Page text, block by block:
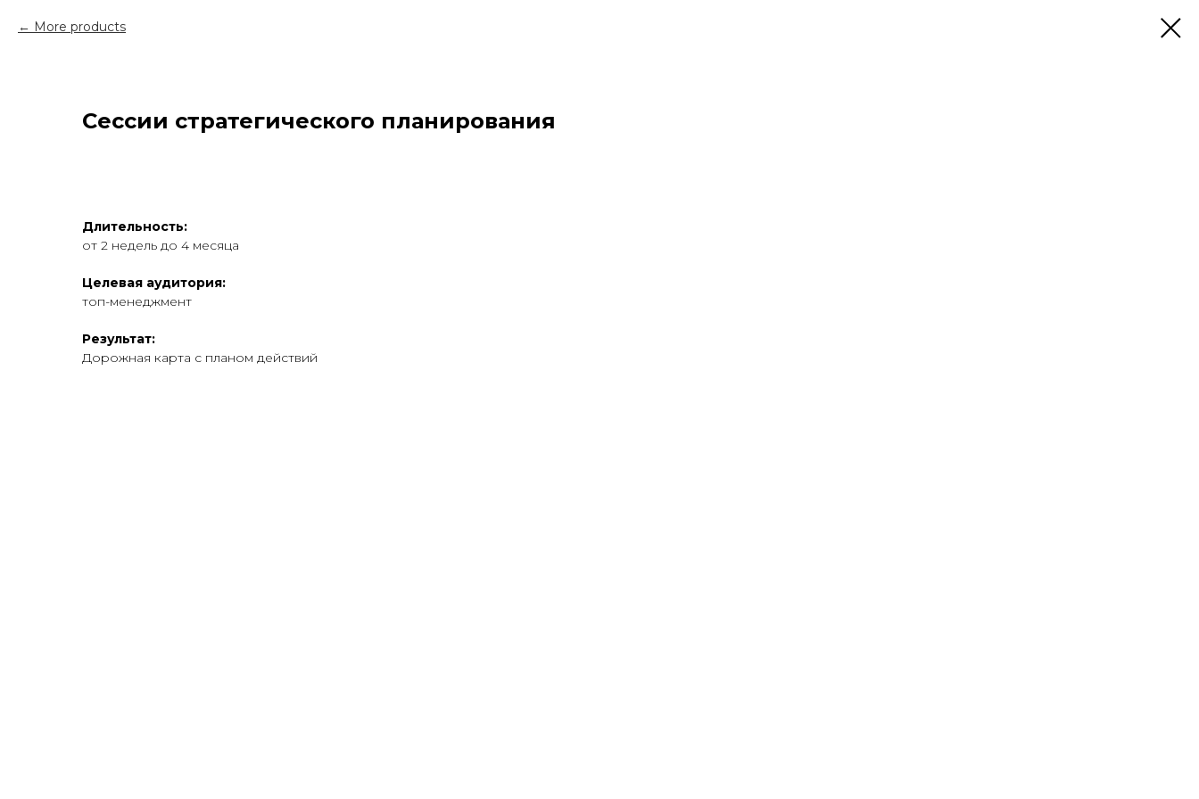
More products
Сессии стратегического планирования
Длительность:
от 2 недель до 4 месяца
Целевая аудитория:
топ-менеджмент
Результат:
Дорожная карта с планом действий